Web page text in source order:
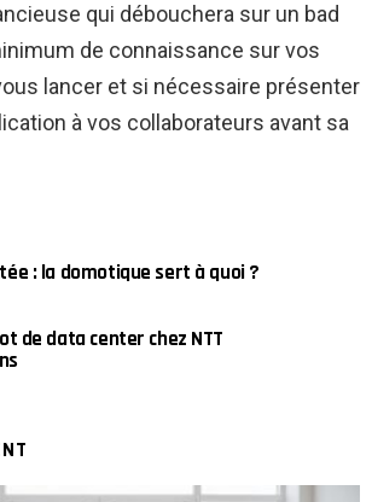
qui débouchera sur un bad
de connaissance sur vos
lancer et si nécessaire présenter
à vos collaborateurs avant sa
: la domotique sert à quoi ?
de data center chez NTT